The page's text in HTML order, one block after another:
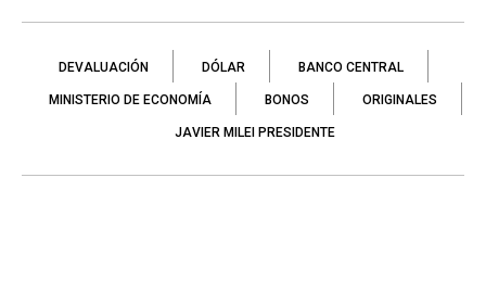
DEVALUACIÓN DÓLAR BANCO CENTRAL
MINISTERIO DE ECONOMÍA BONOS ORIGINALES
JAVIER MILEI PRESIDENTE